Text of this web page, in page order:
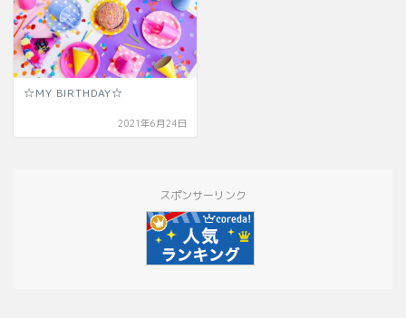
☆MY BIRTHDAY☆
2021年6月24日
スポンサーリンク